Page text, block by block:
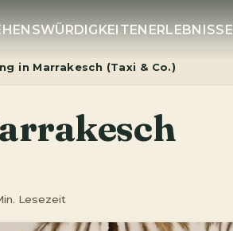
ERLEBNISSE
in Marrakesch (Taxi & Co.)
Lesezeit